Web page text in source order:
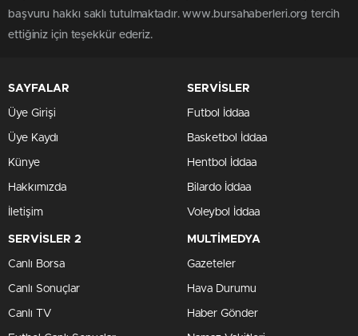
başvuru hakkı saklı tutulmaktadır. www.bursahaberleri.org tercih
ettiğiniz için teşekkür ederiz.
SAYFALAR
Üye Girişi
Üye Kaydı
Künye
Hakkımızda
İletişim
SERVİSLER
Futbol İddaa
Basketbol İddaa
Hentbol İddaa
Bilardo İddaa
Voleybol İddaa
SERVİSLER 2
Canlı Borsa
Canlı Sonuçlar
Canlı TV
MULTİMEDYA
Gazeteler
Hava Durumu
Haber Gönder